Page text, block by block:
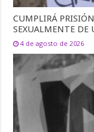
CUMPLIRÁ
SEXUALMENTE DE
4 de agosto de 2026